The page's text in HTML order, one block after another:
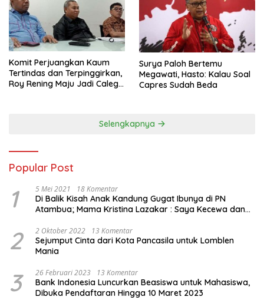
Komit Perjuangkan Kaum
Tertindas dan Terpinggirkan,
Roy Rening Maju Jadi Caleg
Surya Paloh Bertemu
Megawati, Hasto: Kalau Soal
Capres Sudah Beda
Selengkapnya
Popular Post
1 5 Mei 2021 18 Komentar
Di Balik Kisah Anak Kandung Gugat Ibunya di PN
Atambua; Mama Kristina Lazakar : Saya Kecewa dan
2 2 Oktober 2022 13 Komentar
Sejumput Cinta dari Kota Pancasila untuk Lomblen
Mania
3 26 Februari 2023 13 Komentar
Bank Indonesia Luncurkan Beasiswa untuk Mahasiswa,
Dibuka Pendaftaran Hingga 10 Maret 2023